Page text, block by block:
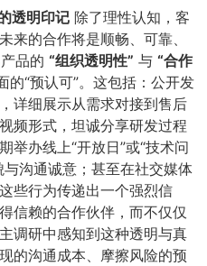
透明印记 除了理性认知，客
来的合作将是顺畅、可靠、
品的 ​“组织透明性”​ 与 ​“合作
的“预认可”。这包括：公开发
详细展示从需求对接到售后
频形式，坦诚分享研发过程
举办线上“开放日”或“技术问
沟通诚意；甚至在社交媒体
些行为传递出一个强烈信
信赖的合作伙伴，而不仅仅
调研中感知到这种透明与真
的沟通成本、摩擦风险的预